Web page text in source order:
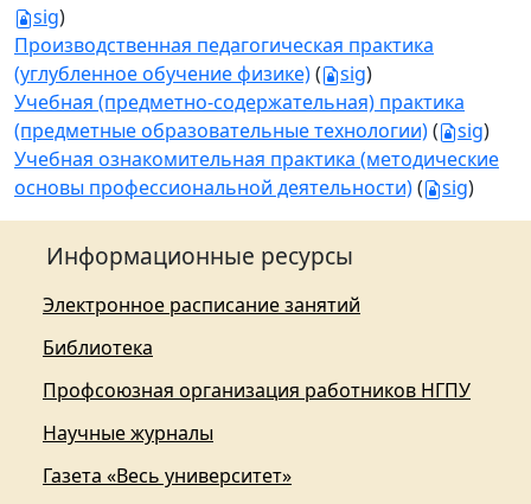
sig)
Производственная педагогическая практика
(углубленное обучение физике)( sig)
Учебная (предметно-содержательная) практика
(предметные образовательные технологии)( sig)
Учебная ознакомительная практика (методические
основы профессиональной деятельности)( sig)
Информационные ресурсы
Электронное расписание занятий
Библиотека
Профсоюзная организация работников НГПУ
Научные журналы
Газета «Весь университет»